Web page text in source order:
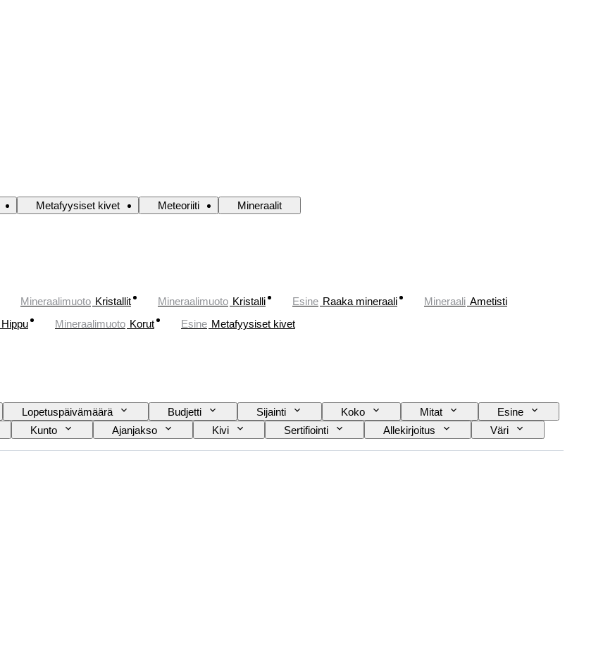
Metafyysiset kivet Meteoriiti Mineraalit
Mineraalimuoto Kristallit Mineraalimuoto Kristalli Esine Raaka mineraali Mineraali Ametisti
Hippu Mineraalimuoto Korut Esine Metafyysiset kivet
Lopetuspäivämäärä Budjetti Sijainti Koko Mitat
Esine
Kunto Ajanjakso Kivi Sertifiointi Allekirjoitus
Väri
Mineraalimuoto Aikakausi Alkuperäinen / kopio
Esineen koko